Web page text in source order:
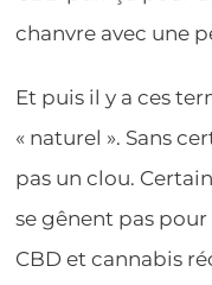
chanvre avec une
Et puis il y a ces
« naturel ». Sans
pas un clou.
se gênent pas
CBD et cannabis